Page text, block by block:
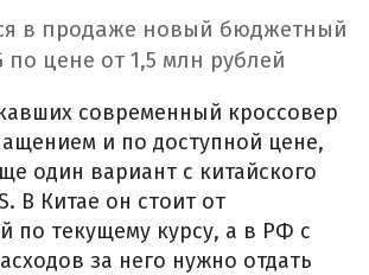
в продаже новый бюджетный
по цене от 1,5 млн рублей
современный кроссовер
и по доступной цене,
один вариант с китайского
В Китае он стоит от
по текущему курсу, а в РФ с
за него нужно отдать